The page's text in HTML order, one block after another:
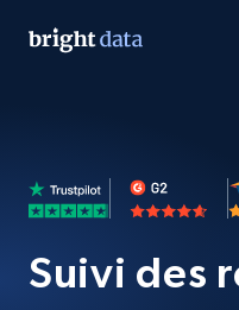
Suivi des